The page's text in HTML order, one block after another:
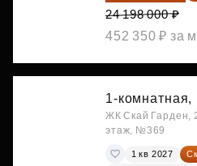
24 198 000 ₽
452 350 ₽ за
1-комнатная,
ЖК Скай Гарден,
этаж, №369
1 кв 2027